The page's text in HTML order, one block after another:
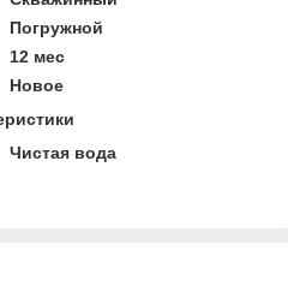
Погружной
12 мес
Новое
Чистая вода